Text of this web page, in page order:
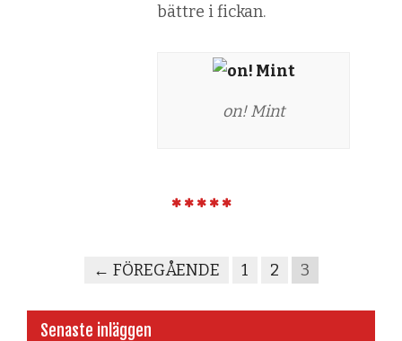
bättre i fickan.
on! Mint
← FÖREGÅENDE 1 2 3
Senaste inläggen